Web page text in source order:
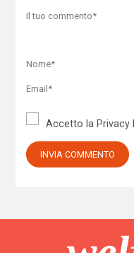
Accetto la Privacy